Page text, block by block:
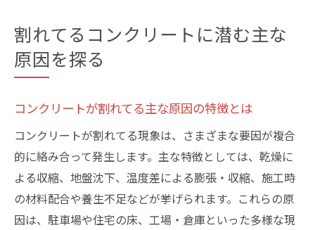
割れてるコンクリートを生む外的ストレス
の関係性
ローチ
ひび割れが発生するメカニズムとその背景
コンクリートが割れてる背後の物理的メカ
ニズム
温度差や乾燥による割れてる現象の発生要
因
割れてるコンクリートに潜む主な
原因を探る
コンクリートが割れてる主な原因の特徴とは
コンクリートが割れてる現象は、さまざまな要因が複合
的に絡み合って発生します。主な特徴としては、乾燥に
よる収縮、地盤沈下、温度差による膨張・収縮、施工時
の材料配合や養生不足などが挙げられます。これらの原
因は、駐車場や住宅の床、工場・倉庫といった多様な現